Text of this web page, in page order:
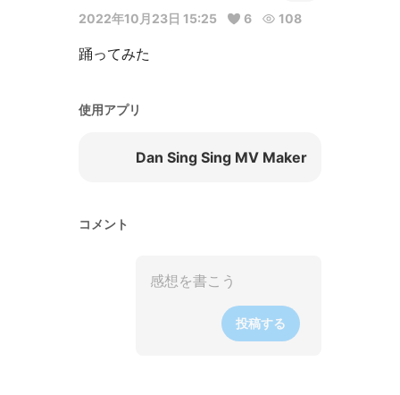
2022年10月23日 15:25 6 108
踊ってみた
使用アプリ
Dan Sing Sing MV Maker
コメント
投稿する